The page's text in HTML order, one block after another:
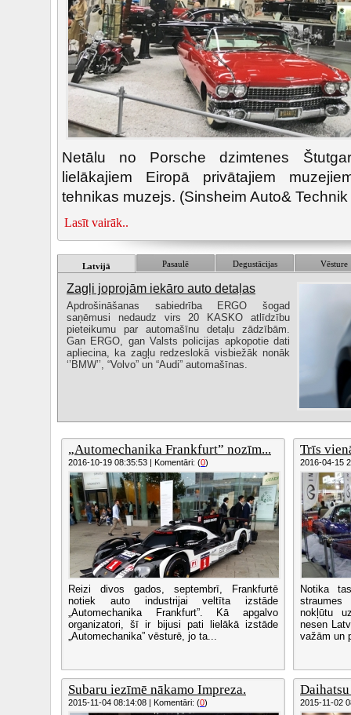
Netālu no Porsche dzimtenes
lielākajiem Eiropā privātajiem
tehnikas muzejs. (Sinsheim Auto&
Lasīt vairāk..
Latvijā Pasaulē Degustācijas Vēsture
Zagļi joprojām iekāro auto detaļas
Apdrošināšanas sabiedrība ERGO šogad
saņēmusi nedaudz virs 20 KASKO atlīdzību
pieteikumu par automašīnu detaļu zādzībām.
Gan ERGO, gan Valsts policijas apkopotie dati
apliecina, ka zagļu redzeslokā visbiežāk nonāk
‘’BMW’’, “Volvo” un “Audi” automašīnas.
„Automechanika Frankfurt” nozīm...
2016-10-19 08:35:53 | Komentāri: (0)
Reizi divos gados, septembrī, Frankfurtē
notiek auto industrijai veltīta izstāde
„Automechanika Frankfurt”. Kā apgalvo
organizatori, šī ir bijusi pati lielākā izstāde
„Automechanika” vēsturē, jo ta...
Trīs
2016-04-15
Notika
nokļūtu
nesen
važām un
Subaru iezīmē nākamo Impreza.
2015-11-04 08:14:08 | Komentāri: (0) 2015-11-02